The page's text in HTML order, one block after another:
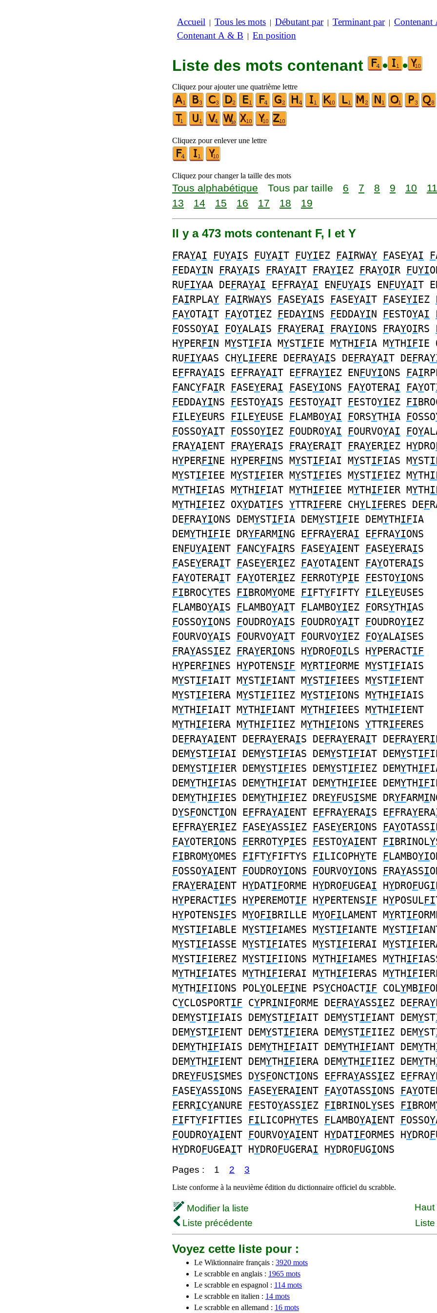
Accueil | Tous les mots | Débutant par| Terminant par| Contenant
Contenant A & B | En position
Liste des mots contenant • •
Cliquez pour ajouter une quatrième lettre
Cliquez pour enlever une lettre
Cliquez pour changer la taille des mots
Tous alphabétique Tous par taille 6 7 8 9 10 11
13
14 15 16 17 18 19
Il y a 473 mots contenant F, I et Y
FRAYAI FUYAIS FUYAIT FUYIEZ FAIRWAY FASEYAI F
FEDAYIN FRAYAIS FRAYAIT FRAYIEZ FRAYOIR FUYI
RUFIYAA DEFRAYAI EFFRAYAI ENFUYAIS ENFUYAIT
FAIRPLAY FAIRWAYS FASEYAIS FASEYAIT FASEYIEZ
FAYOTAIT FAYOTIEZ FEDAYINS FEDDAYIN FESTOYAI
FOSSOYAI FOYALAIS FRAYERAI FRAYIONS FRAYOIRS
HYPERFIN MYSTIFIA MYSTIFIE MYTHIFIA MYTHIFIE
RUFIYAAS CHYLIFERE DEFRAYAIS DEFRAYAIT DEFRA
EFFRAYAIS EFFRAYAIT EFFRAYIEZ ENFUYIONS FAI
FANCYFAIR FASEYERAI FASEYIONS FAYOTERAI FAYOT
FEDDAYINS FESTOYAIS FESTOYAIT FESTOYIEZ FI
FILEYEURS FILEYEUSE FLAMBOYAI FORSYTHIA FOSSO
FOSSOYAIT FOSSOYIEZ FOUDROYAI FOURVOYAI FOY
FRAYAIENT FRAYERAIS FRAYERAIT FRAYERIEZ HYDRO
HYPERFINE HYPERFINS MYSTIFIAI MYSTIFIAS MYST
MYSTIFIEE MYSTIFIER MYSTIFIES MYSTIFIEZ MYTH
MYTHIFIAS MYTHIFIAT MYTHIFIEE MYTHIFIER MYTH
MYTHIFIEZ OXYDATIFS YTTRIFERE CHYLIFERES DEF
DEFRAYIONS DEMYSTIFIA DEMYSTIFIE DEMYTHIFIA
DEMYTHIFIE DRYFARMING EFFRAYERAI EFFRAYIONS
ENFUYAIENT FANCYFAIRS FASEYAIENT FASEYERAIS
FASEYERAIT FASEYERIEZ FAYOTAIENT FAYOTERAIS
FAYOTERAIT FAYOTERIEZ FERROTYPIE FESTOYIONS
FIBROCYTES FIBROMYOME FIFTYFIFTY FILEYEUSES
FLAMBOYAIS FLAMBOYAIT FLAMBOYIEZ FORSYTHIAS
FOSSOYIONS FOUDROYAIS FOUDROYAIT FOUDROYIEZ
FOURVOYAIS FOURVOYAIT FOURVOYIEZ FOYALAISES
FRAYASSIEZ FRAYERIONS HYDROFOILS HYPERACTIF
HYPERFINES HYPOTENSIF MYRTIFORME MYSTIFIAIS
MYSTIFIAIT MYSTIFIANT MYSTIFIEES MYSTIFIENT
MYSTIFIERA MYSTIFIIEZ MYSTIFIONS MYTHIFIAIS
MYTHIFIAIT MYTHIFIANT MYTHIFIEES MYTHIFIENT
MYTHIFIERA MYTHIFIIEZ MYTHIFIONS YTTRIFERES
DEFRAYAIENT DEFRAYERAIS DEFRAYERAIT DEFRAYERI
DEMYSTIFIAI DEMYSTIFIAS DEMYSTIFIAT DEMYSTIF
DEMYSTIFIER DEMYSTIFIES DEMYSTIFIEZ DEMYTHIF
DEMYTHIFIAS DEMYTHIFIAT DEMYTHIFIEE DEMYTHIF
DEMYTHIFIES DEMYTHIFIEZ DREYFUSISME DRYFARMI
DYSFONCTION EFFRAYAIENT EFFRAYERAIS EFFRAYERA
EFFRAYERIEZ FASEYASSIEZ FASEYERIONS FAYOTASSI
FAYOTERIONS FERROTYPIES FESTOYAIENT FIBRINOLY
FIBROMYOMES FIFTYFIFTYS FILICOPHYTE FLAMBOYI
FOSSOYAIENT FOUDROYIONS FOURVOYIONS FRAYASSI
FRAYERAIENT HYDATIFORME HYDROFUGEAI HYDROFUGI
HYPERACTIFS HYPEREMOTIF HYPERTENSIF HYPOSULFI
HYPOTENSIFS MYOFIBRILLE MYOFILAMENT MYRTIF
MYSTIFIABLE MYSTIFIAMES MYSTIFIANTE MYSTIF
MYSTIFIASSE MYSTIFIATES MYSTIFIERAI MYSTIF
MYSTIFIEREZ MYSTIFIIONS MYTHIFIAMES MYTHIF
MYTHIFIATES MYTHIFIERAI MYTHIFIERAS MYTHIF
MYTHIFIIONS POLYOLEFINE PSYCHOACTIF COLYMBIF
CYCLOSPORTIF CYPRINIFORME DEFRAYASSIEZ DEFRAY
DEMYSTIFIAIS DEMYSTIFIAIT DEMYSTIFIANT DEMYST
DEMYSTIFIENT DEMYSTIFIERA DEMYSTIFIIEZ DEMYST
DEMYTHIFIAIS DEMYTHIFIAIT DEMYTHIFIANT DEMYTH
DEMYTHIFIENT DEMYTHIFIERA DEMYTHIFIIEZ DEMYTH
DREYFUSISMES DYSFONCTIONS EFFRAYASSIEZ EFFRAY
FASEYASSIONS FASEYERAIENT FAYOTASSIONS FAY
FERRICYANURE FESTOYASSIEZ FIBRINOLYSES FIBROM
FIFTYFIFTIES FILICOPHYTES FLAMBOYAIENT FOSSOY
FOUDROYAIENT FOURVOYAIENT HYDATIFORMES HYDROF
HYDROFUGEAIT HYDROFUGERAI HYDROFUGIONS
Pages : 1 2 3
Liste conforme à la neuvième édition du dictionnaire officiel du scrabble.
Modifier la liste
Haut
Liste précédente
Voyez cette liste pour :
Le Wiktionnaire français : 3920 mots
Le scrabble en anglais : 1965 mots
Le scrabble en espagnol : 114 mots
Le scrabble en italien : 14 mots
Le scrabble en allemand : 16 mots